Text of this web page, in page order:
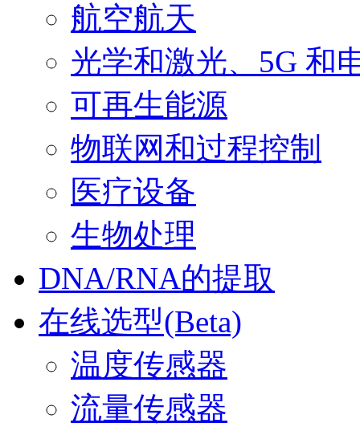
航空航天
光学和激光、5G 和
可再生能源
物联网和过程控制
医疗设备
生物处理
DNA/RNA的提取
在线选型(Beta)
温度传感器
流量传感器